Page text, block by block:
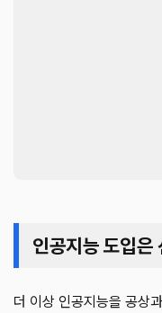
인공지능 도입은
더 이상 인공지능을 공상